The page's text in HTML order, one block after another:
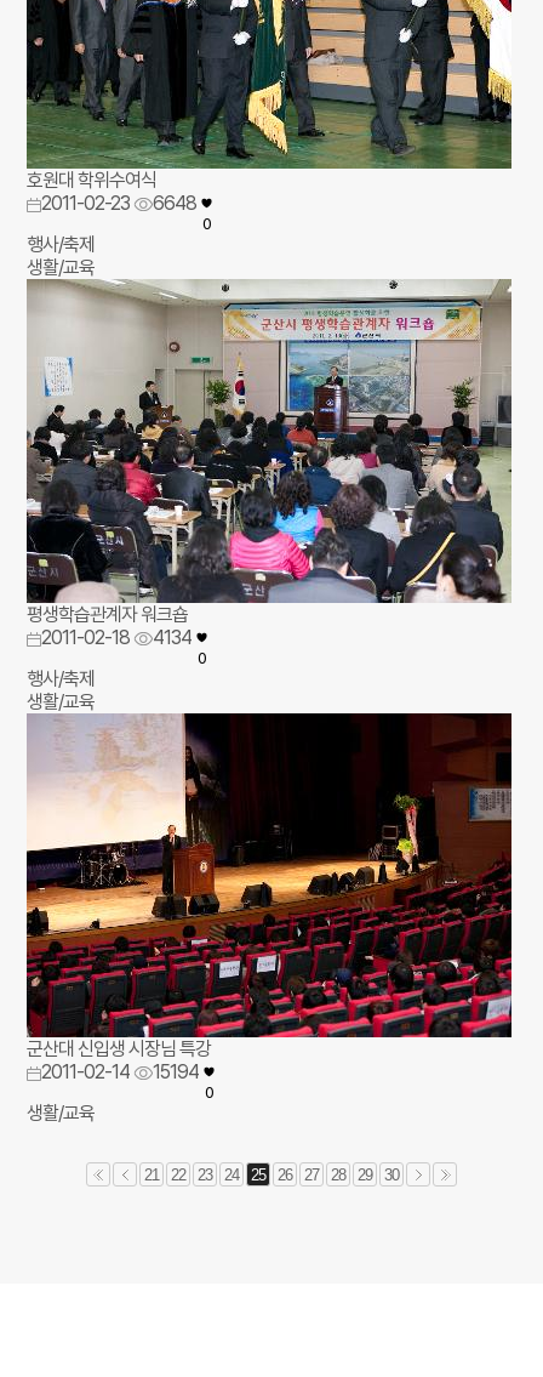
호원대 학위수여식
2011-02-23
6648
0
행사/축제
생활/교육
평생학습관계자 워크숍
2011-02-18
4134
0
행사/축제
생활/교육
군산대 신입생 시장님 특강
2011-02-14
15194
0
생활/교육
21 22 23 24 25 26 27 28 29 30